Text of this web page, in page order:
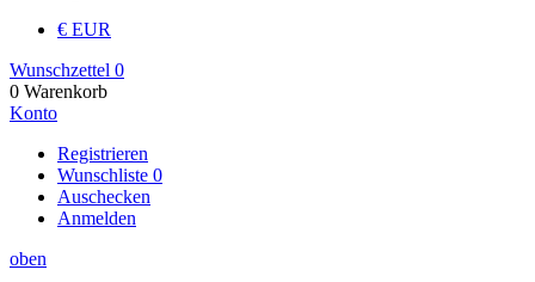
€ EUR
Wunschzettel 0
0 Warenkorb
Konto
Registrieren
Wunschliste 0
Auschecken
Anmelden
oben